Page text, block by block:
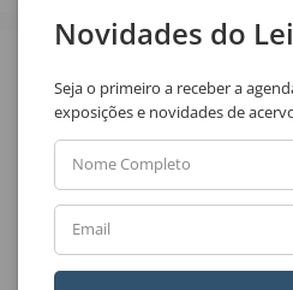
Novidades do
Seja o primeiro a receber a
exposições e novidades de
Nome Completo
Email